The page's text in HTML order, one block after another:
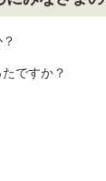
ですか？